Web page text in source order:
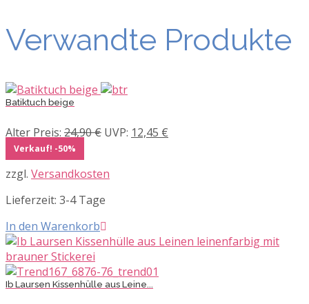
Verwandte Produkte
Batiktuch beige
Alter Preis: 24,90€ Ursprünglicher
24,90 €
UVP: 12,45 €
Verkauf! -50%
zzgl. Versandkosten
Lieferzeit: 3-4 Tage
In den Warenkorb
Ib Laursen Kissenhülle aus Leine...